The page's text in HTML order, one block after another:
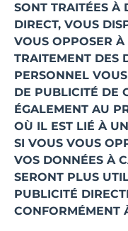
SONT TRAITÉES À
DIRECT, VOUS
VOUS OPPOSER
TRAITEMENT DES
PERSONNEL
DE PUBLICITÉ DE
ÉGALEMENT AU
OÙ IL EST LIÉ À
SI VOUS VOUS
VOS DONNÉES À
SERONT PLUS
PUBLICITÉ
CONFORMÉMENT